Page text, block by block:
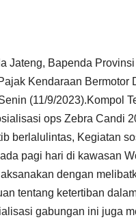
Jateng, Bapenda
Kendaraan Bermotor
(11/9/2023).Kompol
ops Zebra Candi
berlalulintas, Kegiatan
pagi hari di kawasan
dengan
tentang ketertiban
gabungan ini juga